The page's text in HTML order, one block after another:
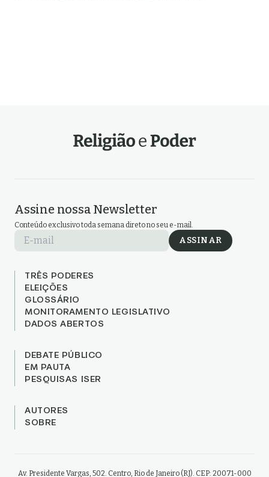
Assine nossa Newsletter
Conteúdo exclusivo toda semana direto no seu e-mail.
E-mail ASSINAR
TRÊS PODERES
ELEIÇÕES
GLOSSÁRIO
MONITORAMENTO LEGISLATIVO
DADOS ABERTOS
DEBATE PÚBLICO
EM PAUTA
PESQUISAS ISER
AUTORES
SOBRE
Av. Presidente Vargas, 502. Centro, Rio de Janeiro (RJ). CEP: 20071-000